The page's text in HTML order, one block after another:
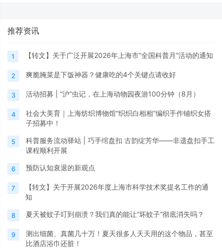
推荐资讯
1 【转文】关于广泛开展2026年上海市“全国科普月”活动的通知
2 爽脆腌菜是下饭神器？健康吃的4个关键点请收好
3 活动招募 | “沪”虫记，在上海动物园夜游100分钟（8月）
4
社会大美育｜上海纺织博物馆“织织白相相”编织手作铺织女搭
子招募中！
5
科普服务流动驿站 | 巧手绾盘扣 古韵绽芳华——非遗盘扣手工
课程顺利开展
6 预防认知衰退的新观点
7
【转文】关于开展2026年度上海市科学技术奖提名工作的通
知
8 夏天被蚊子叮到崩溃？我们真的能让“坏蚊子”彻底消失吗？
9
测出细菌、真菌几十万！夏天很多人天天用的这个物品，甚至
比酒店浴巾还脏！